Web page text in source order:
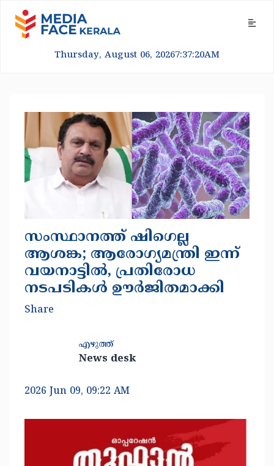
Thursday, August 06, 20267:37:21AM
സംസ്ഥാനത്ത് ഷിഗെല്ല
ആശങ്ക; ആരോഗ്യമന്ത്രി ഇന്ന്
വയനാട്ടിൽ, പ്രതിരോധ
നടപടികൾ ഊർജിതമാക്കി
Share
എഴുത്ത്
News desk
2026 Jun 09, 09:22 AM